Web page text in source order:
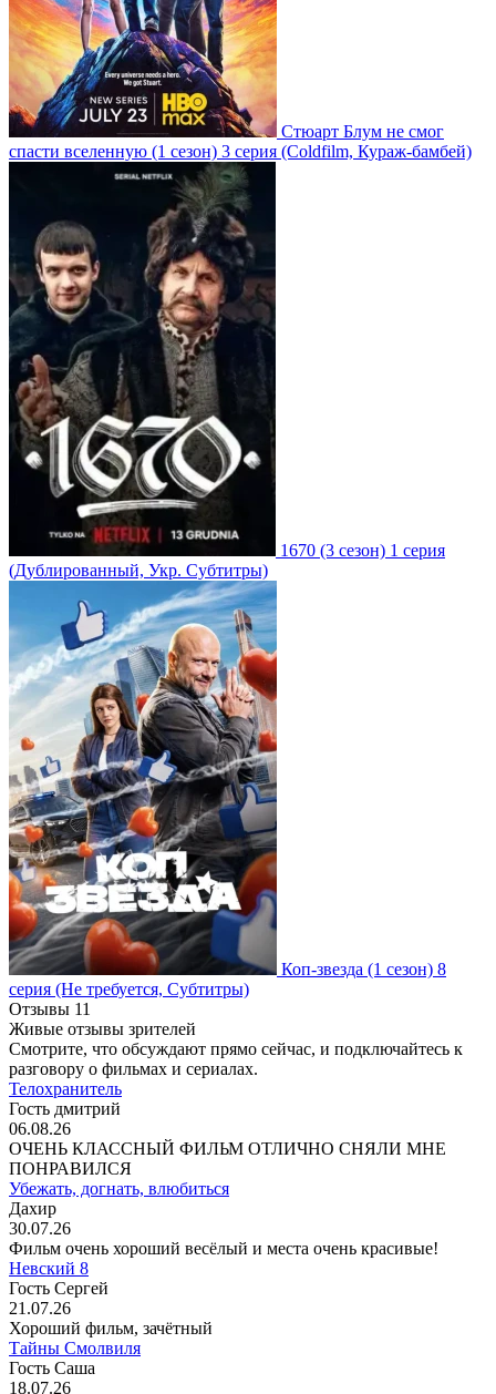
Стюарт Блум не смог
спасти вселенную (1 сезон) 3 серия (Coldfilm, Кураж-бамбей)
1670 (3 сезон) 1 серия
(Дублированный, Укр. Субтитры)
Коп-звезда (1 сезон) 8
серия (Не требуется, Субтитры)
Отзывы 11
Живые отзывы зрителей
Смотрите, что обсуждают прямо сейчас, и подключайтесь к
разговору о фильмах и сериалах.
Телохранитель
Гость дмитрий
06.08.26
ОЧЕНЬ КЛАССНЫЙ ФИЛЬМ ОТЛИЧНО СНЯЛИ МНЕ
ПОНРАВИЛСЯ
Убежать, догнать, влюбиться
Дахир
30.07.26
Фильм очень хороший весёлый и места очень красивые!
Невский 8
Гость Сергей
21.07.26
Хороший фильм, зачётный
Тайны Смолвиля
Гость Саша
18.07.26